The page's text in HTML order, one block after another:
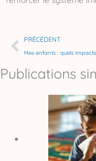
Précédent
PRÉCÉDENT
Publications